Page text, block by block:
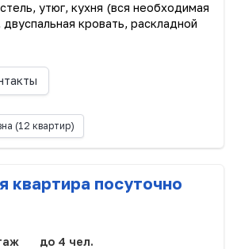
утюг, кухня (вся необходимая
кровать, раскладной
(12 квартир)
квартира посуточно
до 4 чел.